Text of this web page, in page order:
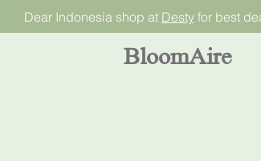
Dear Indonesia shop at Destyfor best
BloomAire